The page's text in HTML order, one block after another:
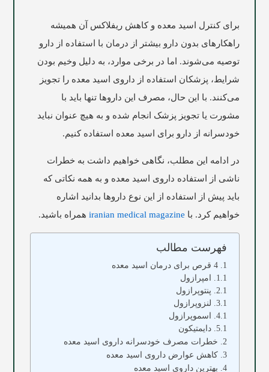
برای کنترل اسید معده و کاهش ریفلاکس آن همیشه
راهکارهای بدون دارو بیشتر از درمان با استفاده از دارو
توصیه می‌شوند. اما در برخی موارد، به دلیل وخیم بودن
شرایط، پزشکان استفاده از داروی اسید معده را تجویز
می‌کنند. با این حال، مصرف این داروها تنها باید با
مشورت یا تجویز پزشک انجام شده و به هیچ عنوان نباید
خودسرانه از دارو برای اسید معده استفاده کنیم.
در ادامه این مطلب، نگاهی خواهیم داشت به خطرات
ناشی از استفاده داروی اسید معده و به همه نکاتی که
باید پیش از استفاده از این نوع داروها بدانید اشاره
خواهیم کرد. با iranian medical magazine همراه باشید.
فهرست مطالب
4 قرص برای درمان اسید معده
امپرازول
پنتوپرازول
لنزوپرازول
اسموپرازول
دایمتیکون
خطرات مصرف خودسرانه داروی اسید معده
کاهش عوارض داروی اسید معده
بهترین داروی اسید معده